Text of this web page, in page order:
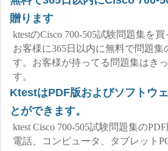
贈ります
ktestのCisco 700-505試験問題集を
お客様に365日以内に無料で問題集
す。お客様が持ってる問題集はき
す。
KtestはPDF版およびソフトウ
とができます。
ktest Cisco 700-505試験問題集の
電話、コンピュータ、タブレット